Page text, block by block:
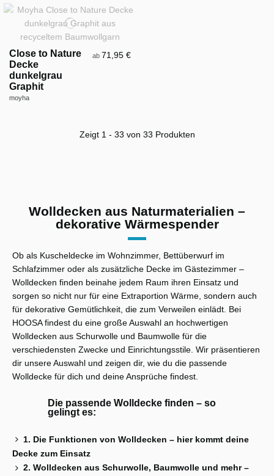
Close to Nature
Decke
dunkelgrau
Graphit
moyha
ab 71,95 €
Zeigt 1 - 33 von 33 Produkten
Wolldecken aus Naturmaterialien –
dekorative Wärmespender
Ob als Kuscheldecke im Wohnzimmer, Bettüberwurf im
Schlafzimmer oder als zusätzliche Decke im Gästezimmer –
Wolldecken finden beinahe jedem Raum ihren Einsatz und
sorgen so nicht nur für eine Extraportion Wärme, sondern auch
für dekorative Gemütlichkeit, die zum Verweilen einlädt. Bei
HOOSA findest du eine große Auswahl an hochwertigen
Wolldecken aus Schurwolle und Baumwolle für die
verschiedensten Zwecke und Einrichtungsstile. Wir präsentieren
dir unsere Auswahl und zeigen dir, wie du die passende
Wolldecke für dich und deine Ansprüche findest.
Die passende Wolldecke finden – so
gelingt es:
1. Die Funktionen von Wolldecken – hier kommt deine
Decke zum Einsatz
2. Wolldecken aus Schurwolle, Baumwolle und mehr –